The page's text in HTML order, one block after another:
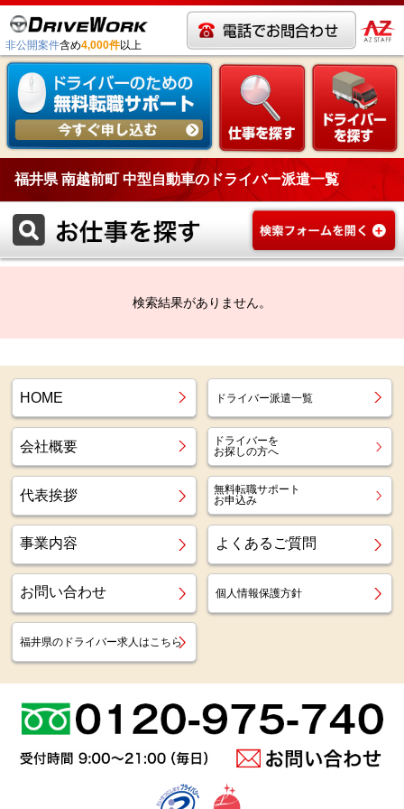
非公開案件含め4,000件以上
福井県 南越前町 中型自動車のドライバー派遣一覧
検索結果がありません。
HOME ドライバー派遣一覧
会社概要
ドライバーを
お探しの方へ
代表挨拶
無料転職サポート
お申込み
事業内容 よくあるご質問
お問い合わせ 個人情報保護方針
福井県のドライバー求人はこちら